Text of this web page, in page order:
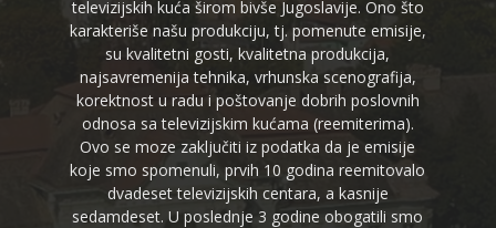
televizijskih kuća širom bivše Jugoslavije. Ono što
karakteriše našu produkciju, tj. pomenute emisije,
su kvalitetni gosti, kvalitetna produkcija,
najsavremenija tehnika, vrhunska scenografija,
korektnost u radu i poštovanje dobrih poslovnih
odnosa sa televizijskim kućama (reemiterima).
Ovo se moze zaključiti iz podatka da je emisije
koje smo spomenuli, prvih 10 godina reemitovalo
dvadeset televizijskih centara, a kasnije
sedamdeset. U poslednje 3 godine obogatili smo